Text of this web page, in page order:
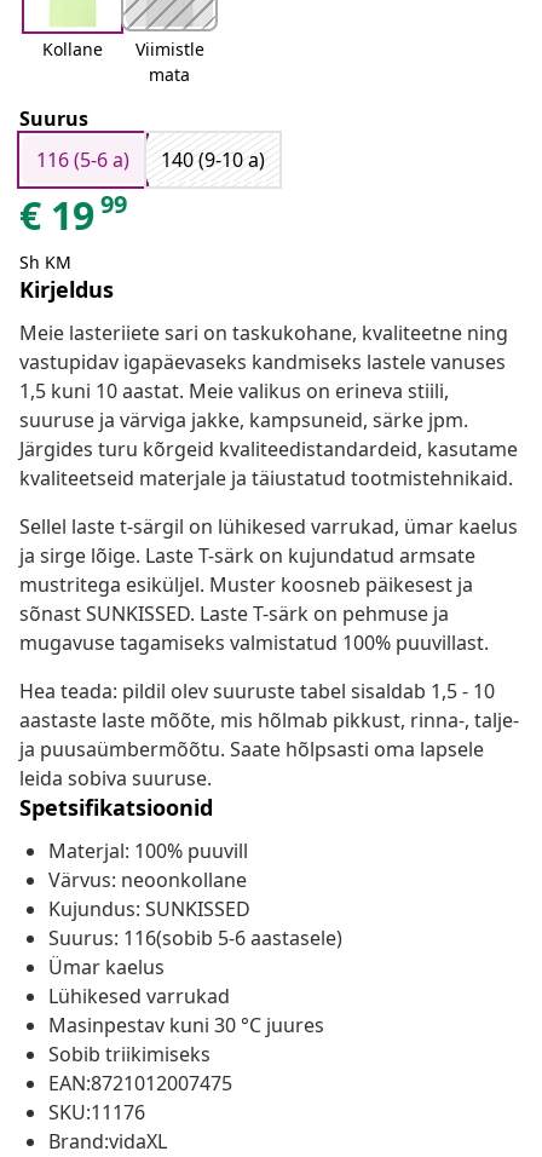
Kollane
Viimistle
mata
Suurus
116 (5-6 a)
140 (9-10 a)
€ 1999
Sh KM
Kirjeldus
Meie lasteriiete sari on taskukohane, kvaliteetne ning
vastupidav igapäevaseks kandmiseks lastele vanuses
1,5 kuni 10 aastat. Meie valikus on erineva stiili,
suuruse ja värviga jakke, kampsuneid, särke jpm.
Järgides turu kõrgeid kvaliteedistandardeid, kasutame
kvaliteetseid materjale ja täiustatud tootmistehnikaid.
Sellel laste t-särgil on lühikesed varrukad, ümar kaelus
ja sirge lõige. Laste T-särk on kujundatud armsate
mustritega esiküljel. Muster koosneb päikesest ja
sõnast SUNKISSED. Laste T-särk on pehmuse ja
mugavuse tagamiseks valmistatud 100% puuvillast.
Hea teada: pildil olev suuruste tabel sisaldab 1,5 - 10
aastaste laste mõõte, mis hõlmab pikkust, rinna-, talje-
ja puusaümbermõõtu. Saate hõlpsasti oma lapsele
leida sobiva suuruse.
Spetsifikatsioonid
Materjal: 100% puuvill
Värvus: neoonkollane
Kujundus: SUNKISSED
Suurus: 116(sobib 5-6 aastasele)
Ümar kaelus
Lühikesed varrukad
Masinpestav kuni 30 °C juures
Sobib triikimiseks
EAN:8721012007475
SKU:11176
Brand:vidaXL